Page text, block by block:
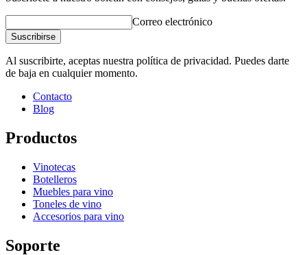
Correo electrónico
Suscribirse
Al suscribirte, aceptas nuestra política de privacidad. Puedes darte
de baja en cualquier momento.
Contacto
Blog
Productos
Vinotecas
Botelleros
Muebles para vino
Toneles de vino
Accesorios para vino
Soporte